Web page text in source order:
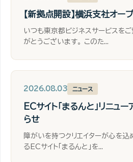
【新拠点開設】横浜支社オー
いつも東京都ビジネスサービスをご
がとうございます。 このた...
2026.08.03 ニュース
ECサイト「まるんと」リニュ
らせ
障がいを持つクリエイターが心を
るECサイト「まるんと」を...